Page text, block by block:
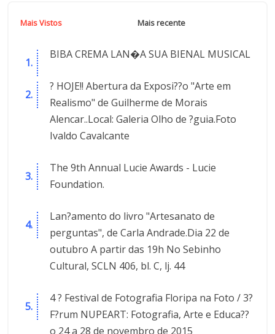
Mais Vistos Mais recente
BIBA CREMA LAN�A SUA BIENAL MUSICAL
? HOJE!! Abertura da Exposi??o "Arte em
Realismo" de Guilherme de Morais
Alencar..Local: Galeria Olho de ?guia.Foto
Ivaldo Cavalcante
The 9th Annual Lucie Awards - Lucie
Foundation.
Lan?amento do livro "Artesanato de
perguntas", de Carla Andrade.Dia 22 de
outubro A partir das 19h No Sebinho
Cultural, SCLN 406, bl. C, lj. 44
4 ? Festival de Fotografia Floripa na Foto​​ / 3?
F?rum NUPEART: Fotografia, Arte e Educa??
o 24 a 28 de novembro de 2015​